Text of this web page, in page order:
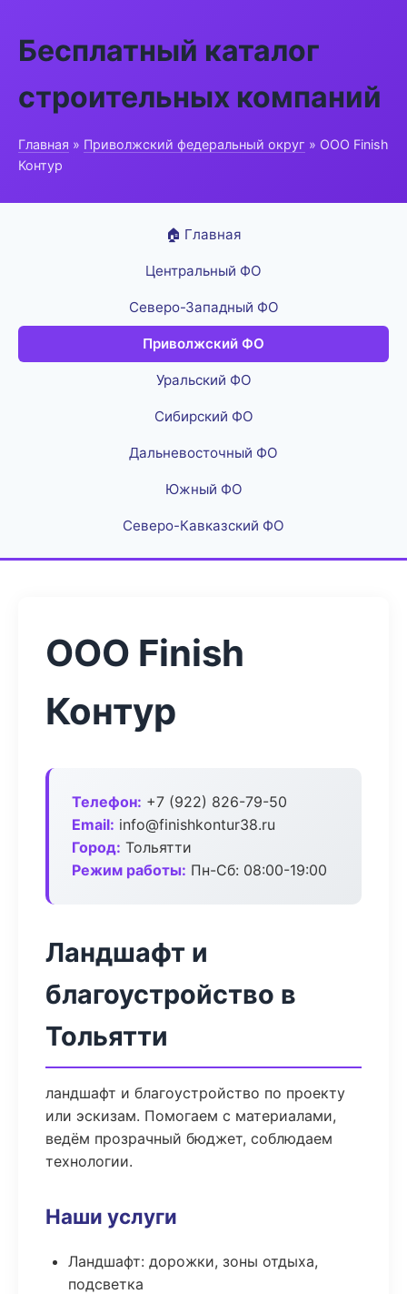
Бесплатный каталог
строительных компаний
Главная » Приволжский федеральный округ » ООО Finish
Контур
🏠 Главная
Центральный ФО
Северо-Западный ФО
Приволжский ФО
Уральский ФО
Сибирский ФО
Дальневосточный ФО
Южный ФО
Северо-Кавказский ФО
ООО Finish
Контур
Телефон: +7 (922) 826-79-50
Email: info@finishkontur38.ru
Город: Тольятти
Режим работы: Пн-Сб: 08:00-19:00
Ландшафт и
благоустройство в
Тольятти
ландшафт и благоустройство по проекту
или эскизам. Помогаем с материалами,
ведём прозрачный бюджет, соблюдаем
технологии.
Наши услуги
Ландшафт: дорожки, зоны отдыха,
подсветка